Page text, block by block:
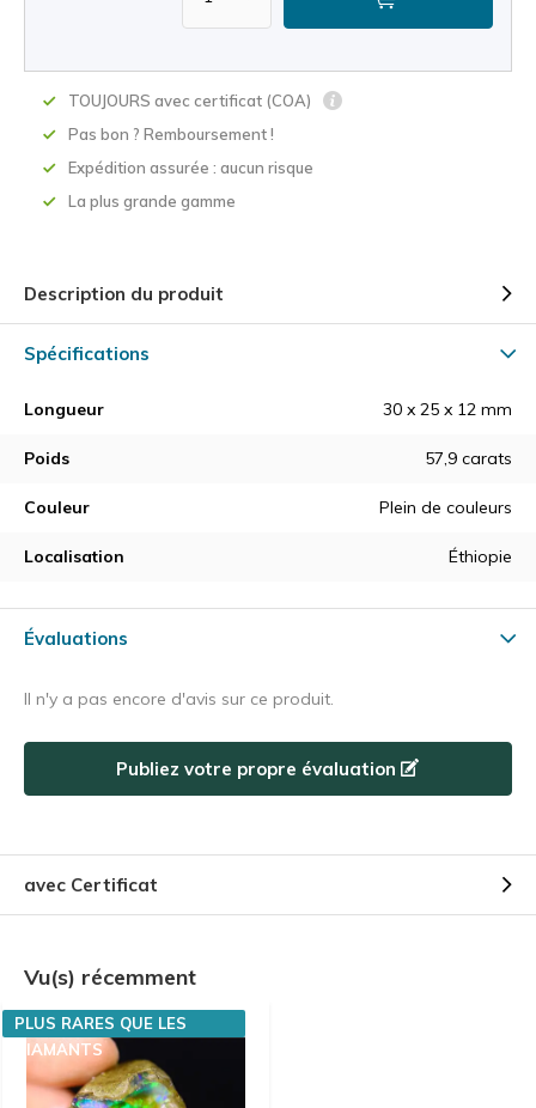
TOUJOURS avec certificat (COA)
Pas bon ? Remboursement !
Expédition assurée : aucun risque
La plus grande gamme
Description du produit
Spécifications
Longueur 30 x 25 x 12 mm
Poids 57,9 carats
Couleur Plein de couleurs
Localisation Éthiopie
Évaluations
Il n'y a pas encore d'avis sur ce produit.
Publiez votre propre évaluation
avec Certificat
Vu(s) récemment
PLUS RARES QUE LES
DIAMANTS